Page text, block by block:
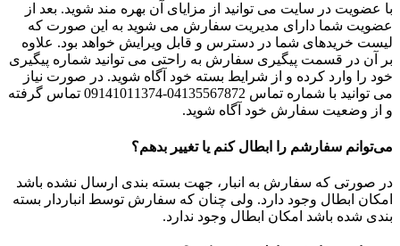
با عضویت در سایت می توانید از مزایای آن بهره مند شوید. بعد از
عضویت شما دارای مدیریت سفارش می شوید به این صورت که
لیست خریدهای شما در دسترس و قابل ویرایش خواهد بود. علاوه
بر آن در قسمت پیگیری سفارش به راحتی می توانید شماره پیگیری
خود را وارد کرده و از شرایط بسته خود آگاه شوید. در صورت نیاز
می توانید با شماره تماس 04135567872
-09141011374 تماس گرفته
و از وضعیت سفارش خود آگاه شوید.
می‌‏توانم سفارشم را ابطال کنم یا تغییر بدهم؟
در صورتی که سفارش به انبار، جهت بسته بندی ارسال نشده باشد
امکان ابطال وجود دارد. ولی چنان که سفارش توسط انباردار بسته
بندی شده باشد امکان ابطال وجود ندارد.